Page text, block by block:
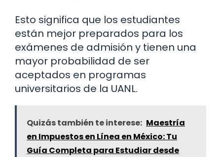
Esto significa que los estudiantes
están mejor preparados para los
exámenes de admisión y tienen una
mayor probabilidad de ser
aceptados en programas
universitarios de la UANL.
Quizás también te interese: Maestría
en Impuestos en Línea en México: Tu
Guía Completa para Estudiar desde